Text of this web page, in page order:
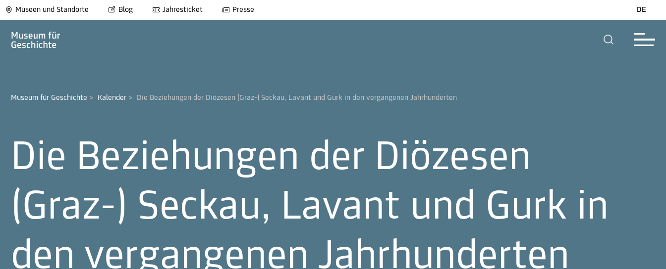
Museen und Standorte Blog Jahresticket Presse DE
Museum für Geschichte > Kalender > Die Beziehungen der Diözesen (Graz-) Seckau, Lavant und Gurk in den vergangenen Jahrhunderten
Die Beziehungen der Diözesen
(Graz-) Seckau, Lavant und Gurk in
den vergangenen Jahrhunderten